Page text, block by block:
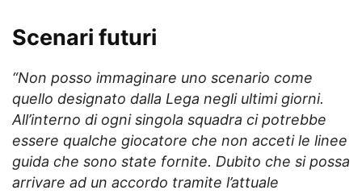
Scenari futuri
“Non posso immaginare uno scenario come
quello designato dalla Lega negli ultimi giorni.
All’interno di ogni singola squadra ci potrebbe
essere qualche giocatore che non acceti le linee
guida che sono state fornite. Dubito che si possa
arrivare ad un accordo tramite l’attuale